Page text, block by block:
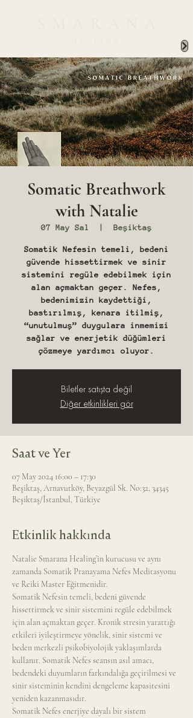
Somatic Breathwork
with Natalie
07 May Sal Beşiktaş
Somatik Nefesin temeli, bedeni
güvende hissettirmek ve sinir
sistemini regüle edebilmek için
alan açmaktan geçer. Nefes,
bedenimizin kaydettiği,
bastırılmış, kenara itilmiş,
“unutulmuş” duygulara inmemizi
sağlar ve enerjetik düğümleri
çözmeye yardımcı oluyor.
Biletler satışta değil
Diğer etkinlikleri gör
Saat ve Yer
07 May 2024 16:00 – 17:30
Beşiktaş, Arnavutköy, Beyazgül Sk. No:32, 34345
Beşiktaş/İstanbul, Türkiye
Etkinlik hakkında
Natalie Smarana Healing’in kurucusu ve aynı
zamanda Somatik Pranayama Nefes Meditasyonu
ve Reiki Master Eğitmenidir.
Somatik Nefesin temeli, bedeni güvende
hissettirmek ve sinir sistemini regüle edebilmek
için alan açmaktan geçer. Kronik stresin yarattığı
etkileri iyileştirmeye yönelik, sinir sistemi ve
beden merkezli psikobiyolojik yaklaşımlarda
kullanır. Somatik Nefes seansın asıl amacı,
bedendeki duyumların farkındalığa geçirilmesi ve
sinir sisteminin kendini dengeleme kapasitesini
yeniden kazanmasıdır.
Somatik Nefes enerjiye dayalı bir sistem